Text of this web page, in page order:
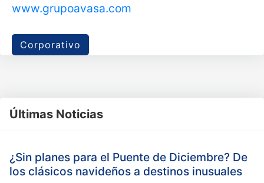
www.grupoavasa.com
Corporativo
Últimas Noticias
¿Sin planes para el Puente de Diciembre? De
los clásicos navideños a destinos inusuales